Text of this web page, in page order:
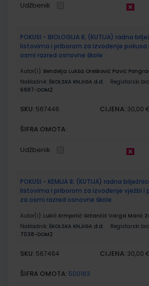
Udžbenik
POKUSI - BIOLOGIJA 8; (KUTIJA) radna
listovima i priborom za izvođenje pokusa
osmi razred osnovne škole
Autor(i): Bendelja Lukša Orešković Pavić
Nakladnik: ŠKOLSKA KNJIGA d.d.
Registarski
6987-DOM2
SKU: 567446 CIJENA: 30,00
ŠIFRA OMOTA:
Udžbenik
POKUSI - KEMIJA 8; (KUTIJA) radna
listovima i priborom za izvođenje vježbi i
za osmi razred osnovne škole
Autor(i): Lukić Krmpotić Gržančić Varga Marić
Nakladnik: ŠKOLSKA KNJIGA d.d.
Registarski
7038-DOM2
SKU: 567464 CIJENA: 30,00
ŠIFRA OMOTA: 500163